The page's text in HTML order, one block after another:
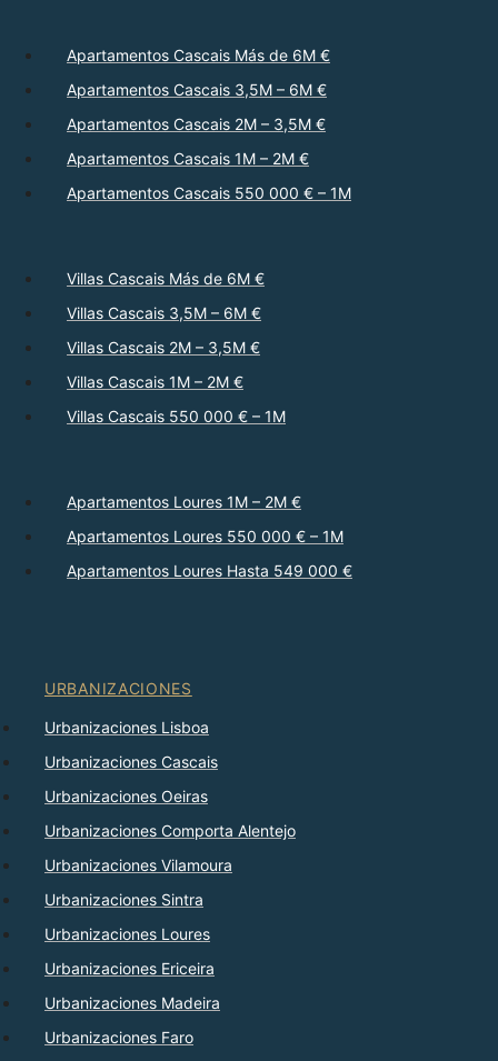
Apartamentos Cascais Más de 6M €
Apartamentos Cascais 3,5M – 6M €
Apartamentos Cascais 2M – 3,5M €
Apartamentos Cascais 1M – 2M €
Apartamentos Cascais 550 000 € – 1M
Villas Cascais Más de 6M €
Villas Cascais 3,5M – 6M €
Villas Cascais 2M – 3,5M €
Villas Cascais 1M – 2M €
Villas Cascais 550 000 € – 1M
Apartamentos Loures 1M – 2M €
Apartamentos Loures 550 000 € – 1M
Apartamentos Loures Hasta 549 000 €
URBANIZACIONES
Urbanizaciones Lisboa
Urbanizaciones Cascais
Urbanizaciones Oeiras
Urbanizaciones Comporta Alentejo
Urbanizaciones Vilamoura
Urbanizaciones Sintra
Urbanizaciones Loures
Urbanizaciones Ericeira
Urbanizaciones Madeira
Urbanizaciones Faro